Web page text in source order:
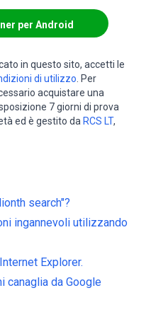
per Android
in questo sito, accetti le
di utilizzo . Per
acquistare una
7 giorni di prova
ed è gestito da RCS LT,
search"?
ingannevoli utilizzando
Explorer.
canaglia da Google